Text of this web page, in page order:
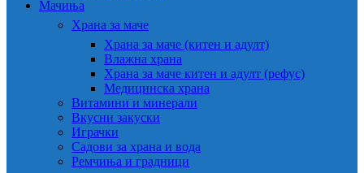
Мачиња
Храна за маче
Храна за маче (китен и адулт)
Влажна храна
Храна за маче китен и адулт (рефус)
Медицинска храна
Витамини и минерали
Вкусни закуски
Играчки
Садови за храна и вода
Ремчиња и градници